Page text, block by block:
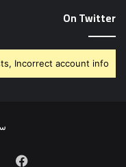
On Twitter
Incorrect account info.